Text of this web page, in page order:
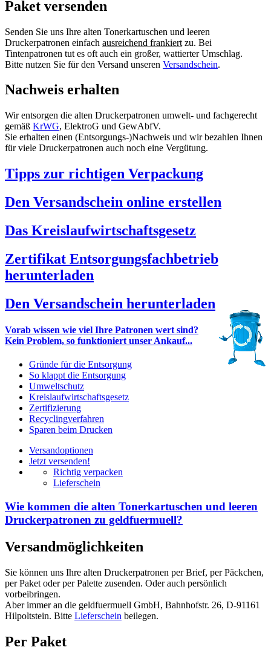
Paket versenden
Senden Sie uns Ihre alten Tonerkartuschen und leeren
Druckerpatronen einfach ausreichend frankiert zu. Bei
Tintenpatronen tut es oft auch ein großer, wattierter Umschlag.
Bitte nutzen Sie für den Versand unseren Versandschein.
Nachweis erhalten
Wir entsorgen die alten Druckerpatronen umwelt- und fachgerecht
gemäß KrWG, ElektroG und GewAbfV.
Sie erhalten einen (Entsorgungs-)Nachweis und wir bezahlen Ihnen
für viele Druckerpatronen auch noch eine Vergütung.
Tipps zur richtigen Verpackung
Den Versandschein online erstellen
Das Kreislaufwirtschaftsgesetz
Zertifikat Entsorgungsfachbetrieb
herunterladen
Den Versandschein herunterladen
Vorab wissen wie viel Ihre Patronen wert sind?
Kein Problem, so funktioniert unser Ankauf...
Gründe für die Entsorgung
So klappt die Entsorgung
Umweltschutz
Kreislaufwirtschaftsgesetz
Zertifizierung
Recyclingverfahren
Sparen beim Drucken
Versandoptionen
Jetzt versenden!
Richtig verpacken
Lieferschein
Wie kommen die alten Tonerkartuschen und leeren
Druckerpatronen zu geldfuermuell?
Versandmöglichkeiten
Sie können uns Ihre alten Druckerpatronen per Brief, per Päckchen,
per Paket oder per Palette zusenden. Oder auch persönlich
vorbeibringen.
Aber immer an die geldfuermuell GmbH, Bahnhofstr. 26, D-91161
Hilpoltstein. Bitte Lieferschein beilegen.
Per Paket